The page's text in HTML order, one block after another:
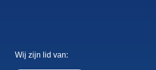
Wij zijn lid van: